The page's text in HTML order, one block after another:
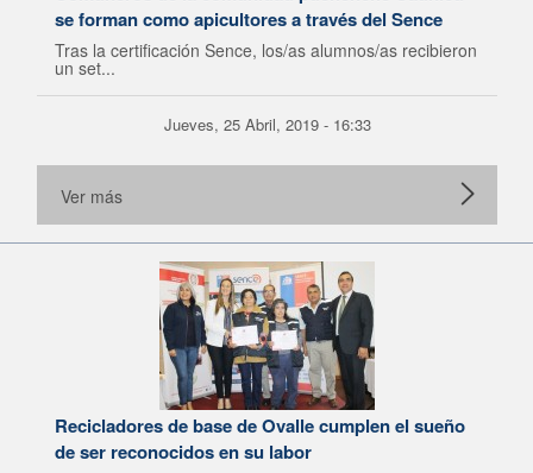
se forman como apicultores a través del Sence
Tras la certificación Sence, los/as alumnos/as recibieron
un set...
Jueves, 25 Abril, 2019 - 16:33
Ver más
Recicladores de base de Ovalle cumplen el sueño
de ser reconocidos en su labor